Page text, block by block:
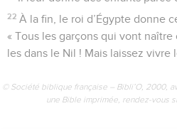
22 À la fin, le roi d’Égypte donne
« Tous les garçons qui vont
les dans le Nil ! Mais laissez vivre
© Société biblique française – Bibli’O, 2000,
une Bible imprimée, rendez-vous